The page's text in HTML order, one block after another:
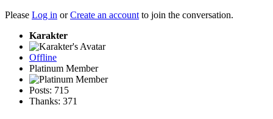
Please Log in orCreate an account to join the conversation.
Karakter
Offline
Platinum Member
Posts: 715
Thanks: 371